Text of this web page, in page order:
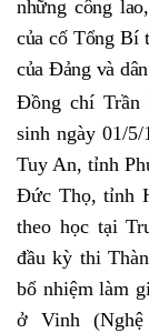
những công
của cố Tổng Bí
của Đảng và
Đồng chí Trần
sinh ngày 01/
Tuy An, tỉnh
Đức Thọ, tỉnh
theo học tại
đầu kỳ thi
bổ nhiệm làm
ở Vinh